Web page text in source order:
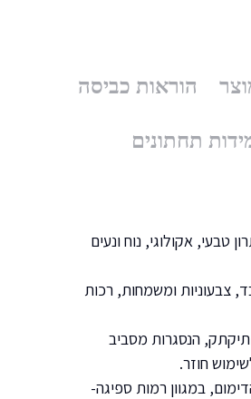
הוראות כביסה
תחתונים
טבעי, אקולוגי, נוח ונעים
צבעוניות ומשמחות, רכות
הנסגרות מסביב
חוזר.
במגוון רמות ספיגה-